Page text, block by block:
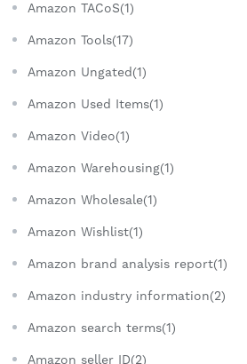
Amazon TACoS(1)
Amazon Tools(17)
Amazon Ungated(1)
Amazon Used Items(1)
Amazon Video(1)
Amazon Warehousing(1)
Amazon Wholesale(1)
Amazon Wishlist(1)
Amazon brand analysis report(1)
Amazon industry information(2)
Amazon search terms(1)
Amazon seller ID(2)